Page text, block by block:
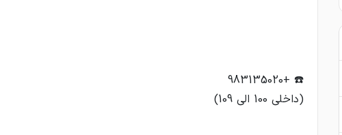
(داخلی 100 الی 109)